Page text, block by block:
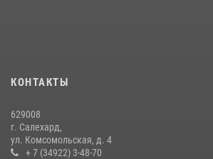
23 июля 2026, 03:41
КОНТАКТЫ
629008
г. Салехард,
ул. Комсомольская, д. 4
+ 7 (34922) 3-48-70